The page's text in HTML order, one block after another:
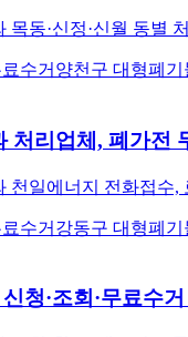
동·신정·신월 동별
수거 양천구 대형폐기
처리업체, 폐가전
일에너지 전화접수
수거 강동구 대형폐기
청·조회·무료수거